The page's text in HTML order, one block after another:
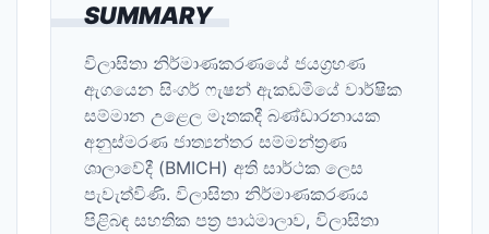
SUMMARY
විලාසිතා නිර්මාණකරණයේ ජයග්‍රහණ
ඇගයෙන සිංගර් ෆැෂන් ඇකඩමියේ වාර්ෂික
සම්මාන උළෙල මෑතකදී බණ්ඩාරනායක
අනුස්මරණ ජාත්‍යන්තර සම්මන්ත්‍රණ
ශාලාවේදී (BMICH) අති සාර්ථක ලෙස
පැවැත්විණි. විලාසිතා නිර්මාණකරණය
පිළිබඳ සහතික පත්‍ර පාඨමාලාව, විලාසිතා